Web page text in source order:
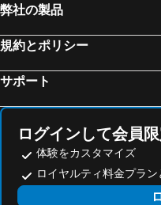
弊社の製品
規約とポリシー
サポート
ログインして会員
体験をカスタマイズ
ロイヤルティ料金プラ